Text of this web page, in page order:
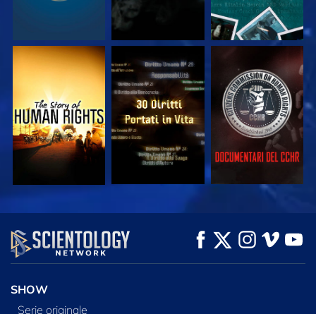
GUARDA GUARDA GUARDA
GUARDA
ESPLORA LE
SERIE
SHOW
Serie originale